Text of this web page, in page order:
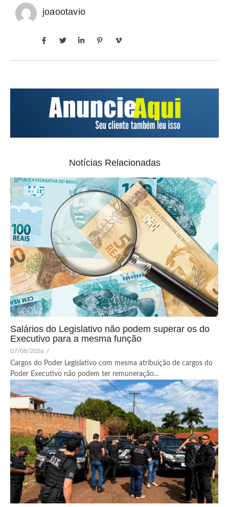
joaootavio
Notícias Relacionadas
Salários do Legislativo não podem superar os do
Executivo para a mesma função
07/08/2026 /
Cargos do Poder Legislativo com mesma atribuição de cargos do
Poder Executivo não podem ter remuneração...